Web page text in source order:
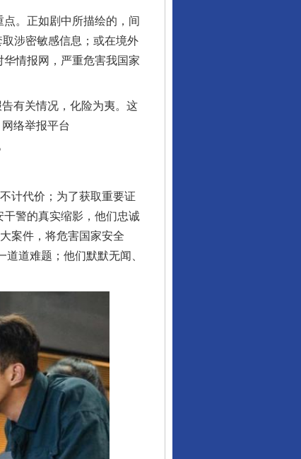
。正如剧中所描绘的，间
取涉密敏感信息；或在境外
情报网，严重危害我国家
有关情况，化险为夷。这
络举报平台
计代价；为了获取重要证
警的真实缩影，他们忠诚
案件，将危害国家安全
道难题；他们默默无闻、